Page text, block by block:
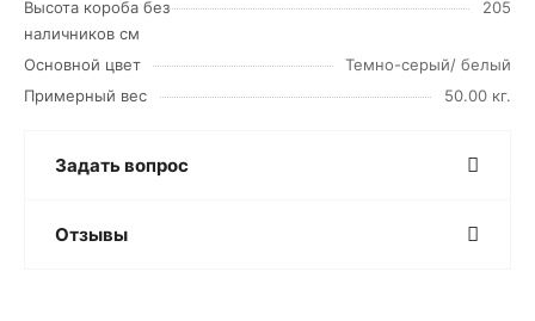
Высота короба без
наличников см
205
Основной цвет
Темно-серый/ белый
Примерный вес
50.00 кг.
Задать вопрос
Отзывы